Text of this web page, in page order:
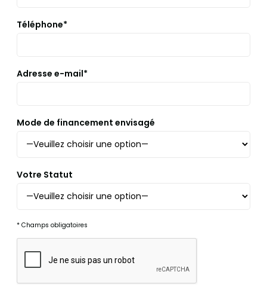
Téléphone*
Adresse e-mail*
Mode de financement envisagé
Votre Statut
* Champs obligatoires